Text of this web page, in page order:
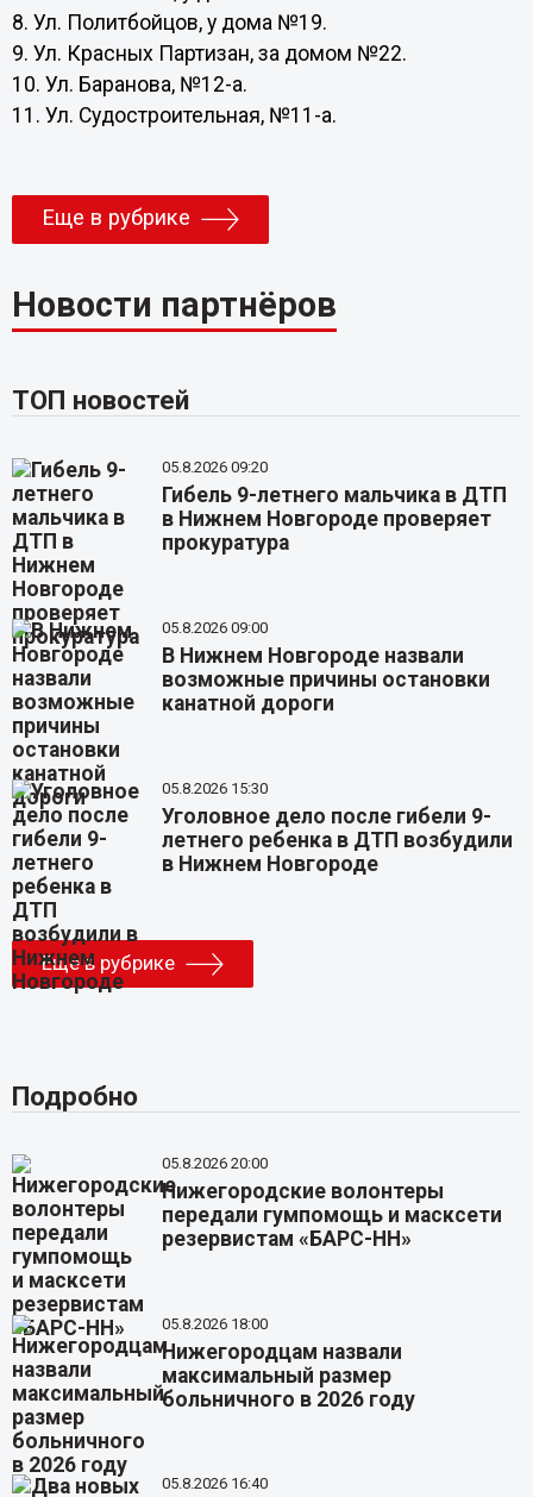
8. Ул. Политбойцов, у дома №19.
9. Ул. Красных Партизан, за домом №22.
10. Ул. Баранова, №12-а.
11. Ул. Судостроительная, №11-а.
Еще в рубрике
Новости партнёров
ТОП новостей
05.8.2026 09:20
Гибель 9-летнего мальчика в ДТП
в Нижнем Новгороде проверяет
прокуратура
05.8.2026 09:00
В Нижнем Новгороде назвали
возможные причины остановки
канатной дороги
05.8.2026 15:30
Уголовное дело после гибели 9-
летнего ребенка в ДТП возбудили
в Нижнем Новгороде
Еще в рубрике
Подробно
05.8.2026 20:00
Нижегородские волонтеры
передали гумпомощь и масксети
резервистам «БАРС-НН»
05.8.2026 18:00
Нижегородцам назвали
максимальный размер
больничного в 2026 году
05.8.2026 16:40